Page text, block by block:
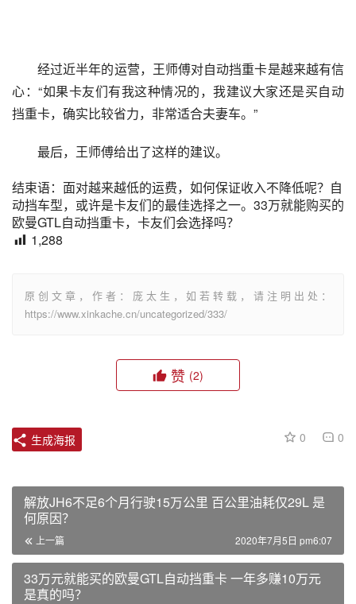
经过近半年的运营，王师傅对自动挡重卡是越来越有信
心：“如果卡友们有我这种情况的，我建议大家还是买自动
挡重卡，确实比较省力，非常适合夫妻车。”
最后，王师傅给出了这样的建议。
结束语：面对越来越低的运费，如何保证收入不降低呢？自
动挡车型，或许是卡友们的最佳选择之一。33万就能购买的
欧曼GTL自动挡重卡，卡友们会选择吗？
1,288
原创文章，作者：庞太生，如若转载，请注明出处：
https://www.xinkache.cn/uncategorized/333/
赞 (2)
0 0
生成海报
解放JH6不足6个月行驶15万公里 百公里油耗仅29L 是
何原因？
上一篇 2020年7月5日 pm6:07
33万元就能买的欧曼GTL自动挡重卡 一年多赚10万元
是真的吗？